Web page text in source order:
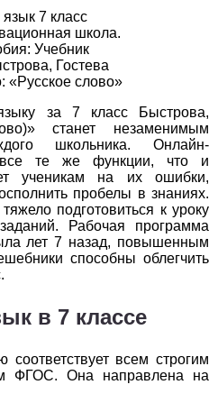
6 7 8
6 7 8 10
11
6 7 8 9 10
11
6
6 7 8 9 10
11
язык
язык 7 класс
школа.
Учебник
Гостева
«Русское слово»
за 7 класс Быстрова,
станет незаменимым
школьника. Онлайн-
все те же функции, что и
ученикам на их ошибки,
пробелы в знаниях.
подготовиться к уроку
Рабочая программа
лет 7 назад, повышенным
способны облегчить
в 7 классе
соответствует всем строгим
ФГОС. Она направлена на